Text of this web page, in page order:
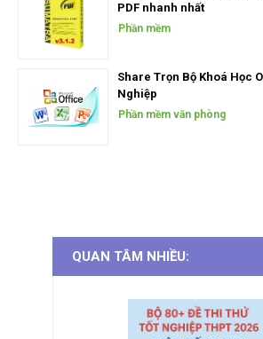
PDF nhanh nhất
Phần mềm
Share Trọn Bộ Khoá Học
Nghiệp
Phần mềm văn phòng
QUAN TÂM NHIỀU: